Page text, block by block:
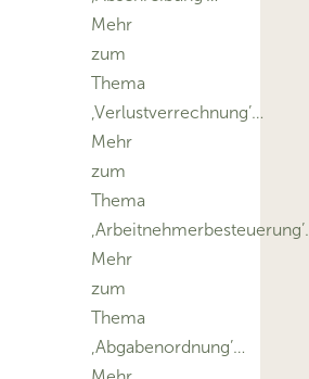
Mehr
zum
Thema
‚Verlustverrechnung’…
Mehr
zum
Thema
Mehr
zum
Thema
‚Abgabenordnung’…